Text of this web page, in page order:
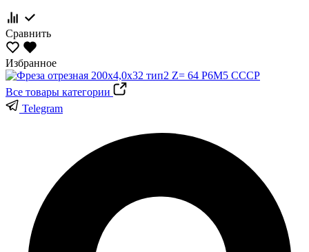
Сравнить
Избранное
Все товары категории
Telegram